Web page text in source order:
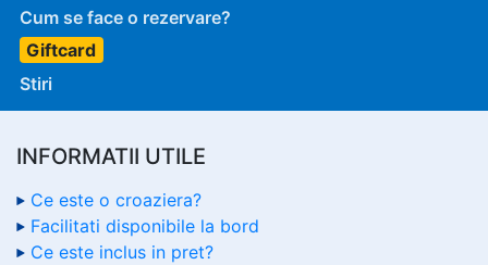
Cum se face o rezervare?
Giftcard
Stiri
INFORMATII UTILE
Ce este o croaziera?
Facilitati disponibile la bord
Ce este inclus in pret?